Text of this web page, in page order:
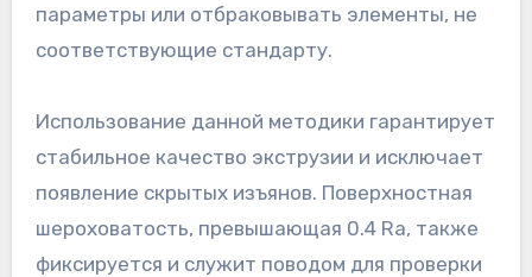
параметры или отбраковывать элементы, не
соответствующие стандарту.
Использование данной методики гарантирует
стабильное качество экструзии и исключает
появление скрытых изъянов. Поверхностная
шероховатость, превышающая 0.4 Ra, также
фиксируется и служит поводом для проверки